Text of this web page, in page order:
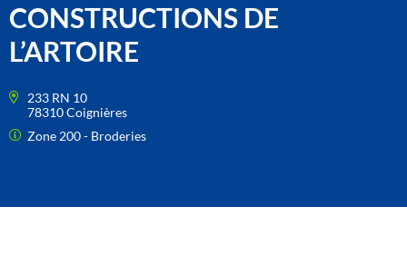
CONSTRUCTIONS DE
L’ARTOIRE
233 RN 10
78310 Coignières
Zone 200 - Broderies